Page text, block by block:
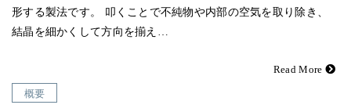
形する製法です。 叩くことで不純物や内部の空気を取り除き、
結晶を細かくして方向を揃え…
Read More
概要